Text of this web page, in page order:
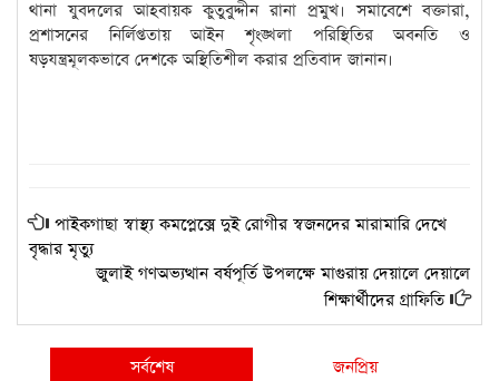
থানা যুবদলের আহবায়ক কুতুবুদ্দীন রানা প্রমুখ। সমাবেশে বক্তারা,
প্রশাসনের নির্লিপ্ততায় আইন শৃংঙ্খলা পরিস্থিতির অবনতি ও
ষড়যন্ত্রমূলকভাবে দেশকে অস্থিতিশীল করার প্রতিবাদ জানান।
পাইকগাছা স্বাস্থ্য কমপ্লেক্সে দুই রোগীর স্বজনদের মারামারি দেখে
বৃদ্ধার মৃত্যু
জুলাই গণঅভ্যত্থান বর্ষপূর্তি উপলক্ষে মাগুরায় দেয়ালে দেয়ালে
শিক্ষার্থীদের গ্রাফিতি
সর্বশেষ
জনপ্রিয়